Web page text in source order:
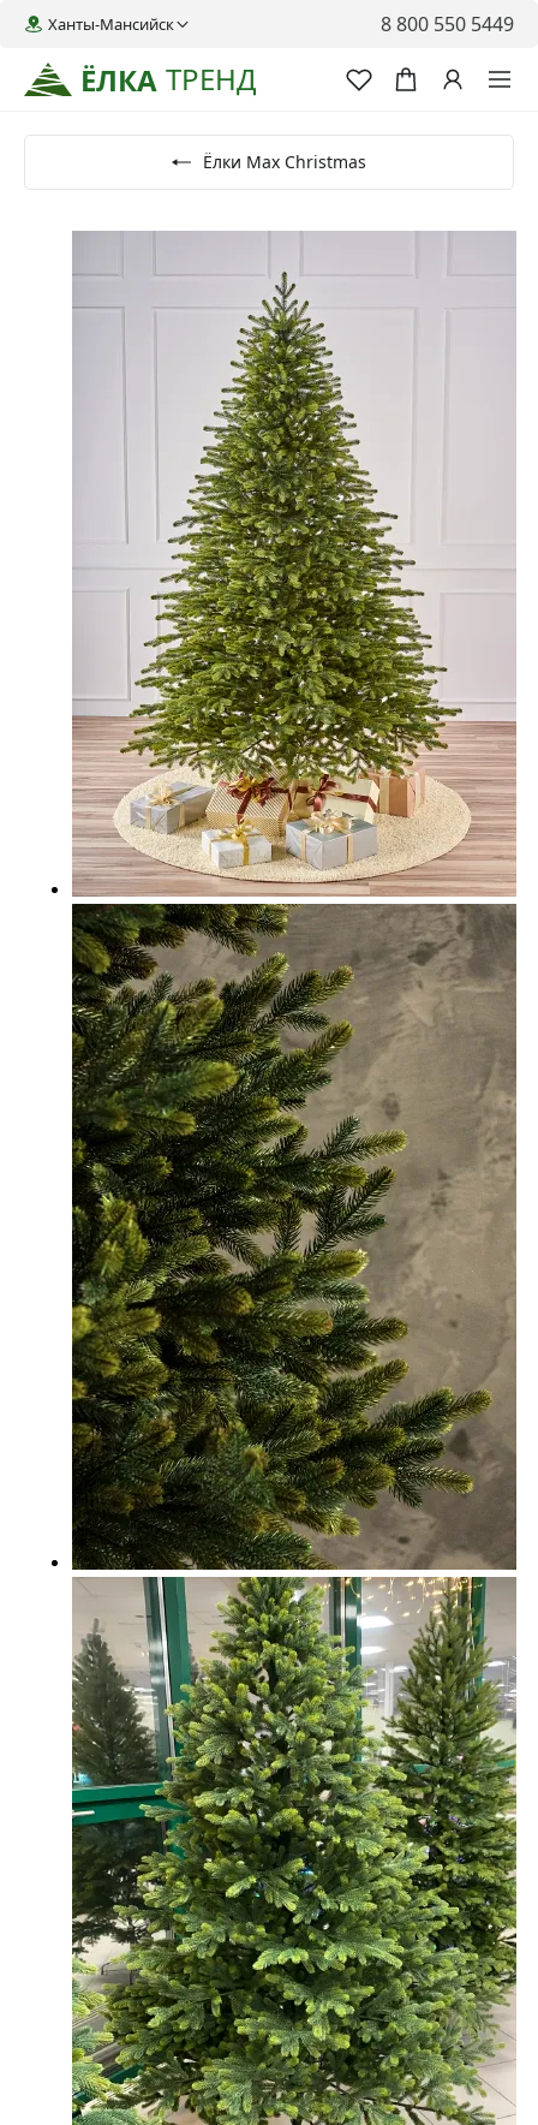
ЁЛКА ТРЕНД
Ханты-Мансийск 8 800 550 5449
Ёлки Max Christmas